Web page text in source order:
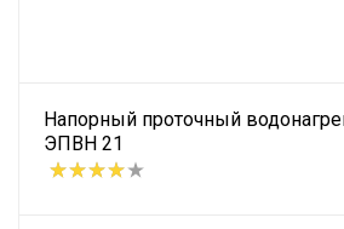
Напорный проточный
ЭПВН 21